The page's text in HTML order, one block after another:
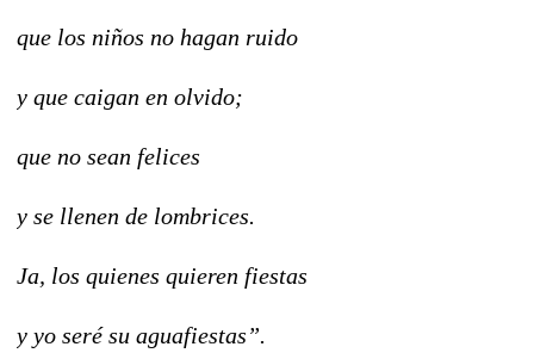
que los niños no hagan ruido
y que caigan en olvido;
que no sean felices
y se llenen de lombrices.
Ja, los quienes quieren fiestas
y yo seré su aguafiestas”.